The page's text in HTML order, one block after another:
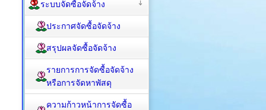
ระบบจัดซื้อจัดจ้าง
ประกาศจัดซื้อจัดจ้าง
สรุปผลจัดซื้อจัดจ้าง
รายการการจัดซื้อจัดจ้าง
หรือการจัดหาพัสดุ
ความก้าวหน้าการจัดซื้อ